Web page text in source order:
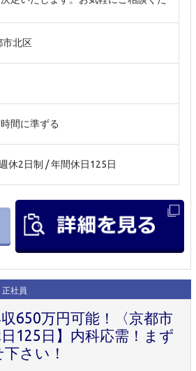
市北区
間に準ずる
休2日制 / 年間休日125日
正社員
650万円可能！〈京都市
125日】内科応需！まず
さい！